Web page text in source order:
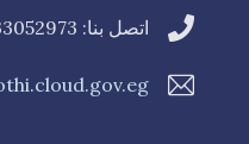
اتصل بنا: 0233052973 - 0